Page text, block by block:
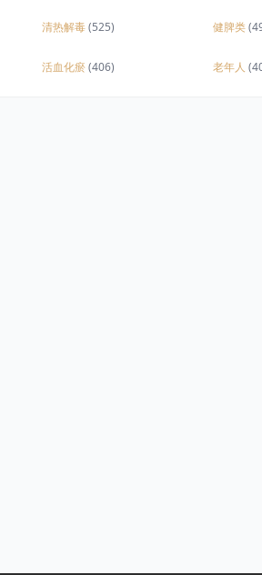
清热解毒(525) 健脾类
活血化瘀(406) 老年人